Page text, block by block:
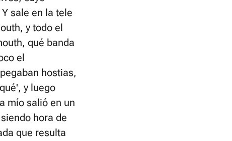
sale en la tele
y todo el
qué banda
el
hostias,
y luego
mío salió en un
hora de
que resulta